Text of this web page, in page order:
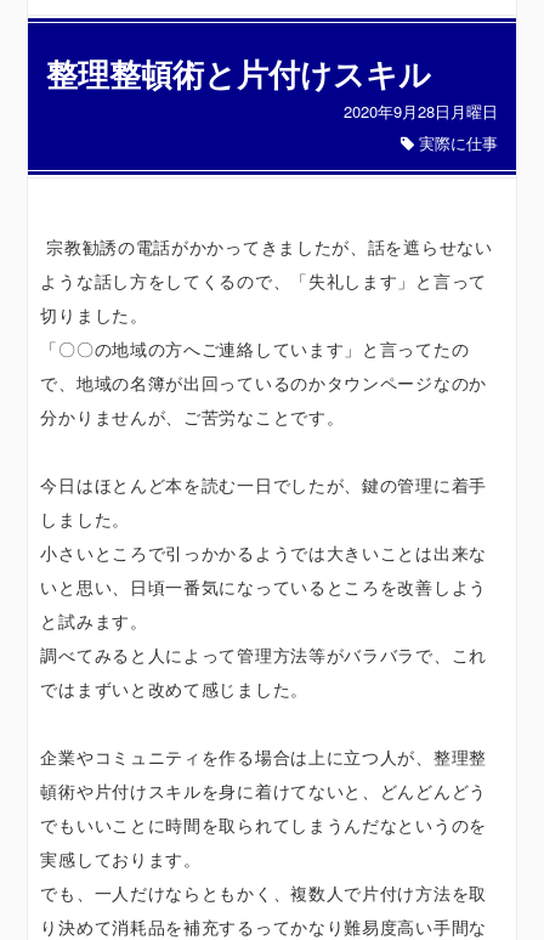
整理整頓術と片付けスキル
2020年9月28日月曜日
実際に仕事
宗教勧誘の電話がかかってきましたが、話を遮らせない
ような話し方をしてくるので、「失礼します」と言って
切りました。
「〇〇の地域の方へご連絡しています」と言ってたの
で、地域の名簿が出回っているのかタウンページなのか
分かりませんが、ご苦労なことです。
今日はほとんど本を読む一日でしたが、鍵の管理に着手
しました。
小さいところで引っかかるようでは大きいことは出来な
いと思い、日頃一番気になっているところを改善しよう
と試みます。
調べてみると人によって管理方法等がバラバラで、これ
ではまずいと改めて感じました。
企業やコミュニティを作る場合は上に立つ人が、整理整
頓術や片付けスキルを身に着けてないと、どんどんどう
でもいいことに時間を取られてしまうんだなというのを
実感しております。
でも、一人だけならともかく、複数人で片付け方法を取
り決めて消耗品を補充するってかなり難易度高い手間な